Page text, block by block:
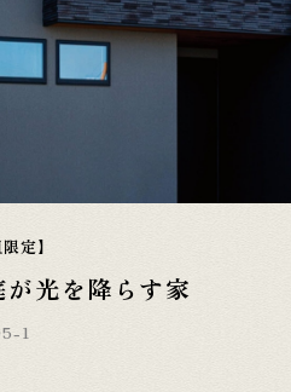
定】
光を降らす家
1